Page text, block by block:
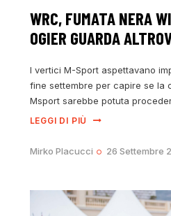
WRC, FUMATA NERA
OGIER GUARDA
I vertici M-Sport aspettavano
fine settembre per capire se la
Msport sarebbe potuta
LEGGI DI PIÙ
Mirko Placucci 26 Settembre